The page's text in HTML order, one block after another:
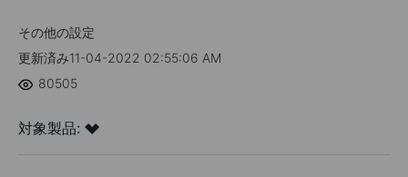
その他の設定
更新済み11-04-2022 02:55:06 AM
80505
対象製品: